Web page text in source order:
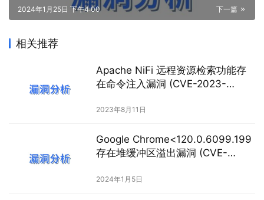
下一篇
2024年1月25日 下午4:00
相关推荐
Apache NiFi 远程资源检索功能存
在命令注入漏洞 (CVE-2023-
2023年8月11日
Google Chrome<120.0.6099.199
存在堆缓冲区溢出漏洞 (CVE-
2024年1月5日